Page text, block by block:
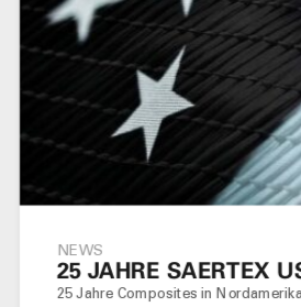
NEWS
25 JAHRE SAERTEX
25 Jahre Composites in